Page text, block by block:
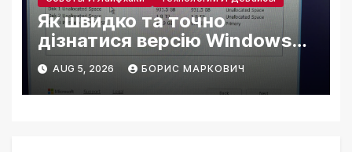
Як швидко та точно
дізнатися версію Windows
на комп’ютері
AUG 5, 2026 БОРИС МАРКОВИЧ